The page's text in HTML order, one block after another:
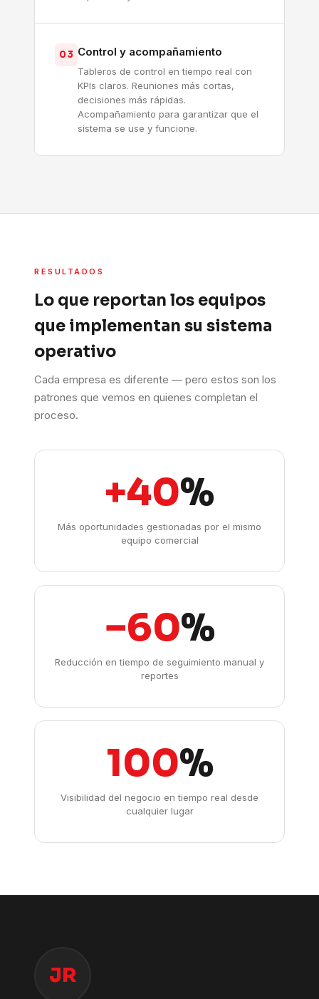
03 Control y acompañamiento
Tableros de control en tiempo real con
KPIs claros. Reuniones más cortas,
decisiones más rápidas.
Acompañamiento para garantizar que el
sistema se use y funcione.
RESULTADOS
Lo que reportan los equipos
que implementan su sistema
operativo
Cada empresa es diferente — pero estos son los
patrones que vemos en quienes completan el
proceso.
+40%
Más oportunidades gestionadas por el mismo
equipo comercial
−60%
Reducción en tiempo de seguimiento manual y
reportes
100%
Visibilidad del negocio en tiempo real desde
cualquier lugar
JR